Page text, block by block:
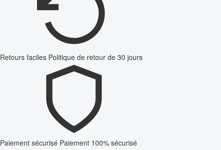
Retours faciles Politique de retour de 30 jours
Paiement sécurisé Paiement 100% sécurisé